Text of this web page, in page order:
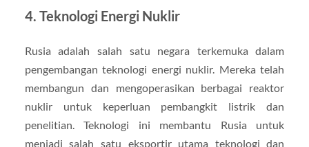
4. Teknologi Energi Nuklir
Rusia adalah salah satu negara terkemuka dalam
pengembangan teknologi energi nuklir. Mereka telah
membangun dan mengoperasikan berbagai reaktor
nuklir untuk keperluan pembangkit listrik dan
penelitian. Teknologi ini membantu Rusia untuk
menjadi salah satu eksportir utama teknologi dan